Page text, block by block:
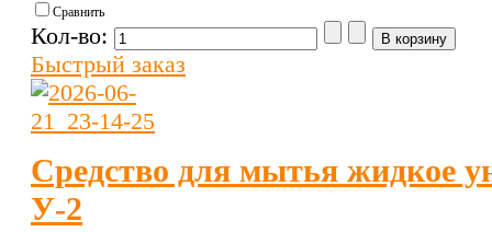
Сравнить
Кол-во:
Быстрый заказ
Средство для мытья жидкое
У-2